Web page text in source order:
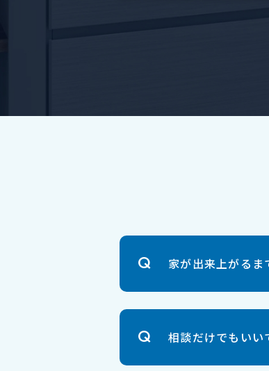
家が出来上がるま
相談だけでもいい